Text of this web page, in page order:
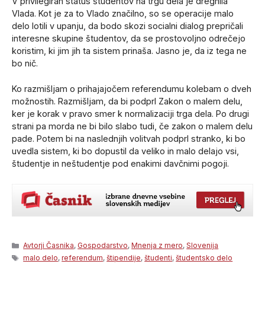
Vlada. Kot je za to Vlado značilno, so se operacije malo
delo lotili v upanju, da bodo skozi socialni dialog prepričali
interesne skupine študentov, da se prostovoljno odrečejo
koristim, ki jim jih ta sistem prinaša. Jasno je, da iz tega ne
bo nič.
Ko razmišljam o prihajajočem referendumu kolebam o dveh
možnostih. Razmišljam, da bi podprl Zakon o malem delu,
ker je korak v pravo smer k normalizaciji trga dela. Po drugi
strani pa morda ne bi bilo slabo tudi, če zakon o malem delu
pade. Potem bi na naslednjih volitvah podprl stranko, ki bo
uvedla sistem, ki bo dopustil da veliko in malo delajo vsi,
študentje in neštudentje pod enakimi davčnimi pogoji.
Categories
Avtorji Časnika, Gospodarstvo,Mnenja z mero,Slovenija
Tags
malo delo,referendum,štipendije,študenti,študentsko delo